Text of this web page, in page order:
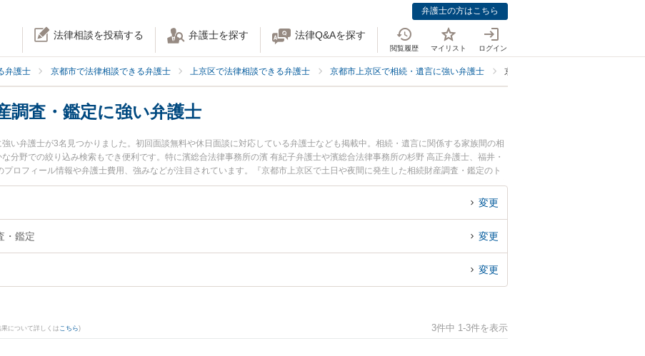
弁護士の方はこちら
法律相談を投稿する 弁護士を探す 法律Q&Aを探す
閲覧履歴 マイリスト ログイン
弁護士 京都市で法律相談できる弁護士 上京区で法律相談できる弁護士 京都市上京区で相続・遺言に強い弁護士 京都市上京区で相続財産調査・鑑定
調査・鑑定に強い弁護士
い弁護士が3名見つかりました。初回面談無料や休日面談に対応している弁護士なども掲載中。相続・遺言に関係する家族間の相
分野での絞り込み検索もでき便利です。特に濱総合法律事務所の濱 有紀子弁護士や濱総合法律事務所の杉野 高正弁護士、福井・
ロフィール情報や弁護士費用、強みなどが注目されています。『京都市上京区で土日や夜間に発生した相続財産調査・鑑定のト
産調査・鑑定のトラブル解決の実績豊富な近くの弁護士を検索したい』『初回相談無料で相続財産調査・鑑定を法律相談できる京
お困りの相談者さんにおすすめです。
変更
・鑑定 変更
変更
について詳しくは こちら) 3件中 1-3件を表示